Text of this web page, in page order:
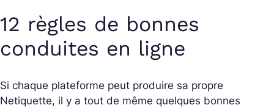
12 règles de bonnes
conduites en ligne
Si chaque plateforme peut produire sa propre
Netiquette, il y a tout de même quelques bonnes